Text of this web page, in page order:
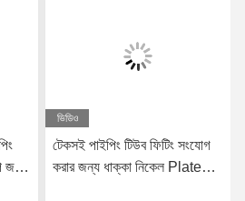
জন্য
ভিডিও
টেকসই পাইপিং টিউব ফিটিং সংযোগ
করার জন্য ধাক্কা নিকেল Plated